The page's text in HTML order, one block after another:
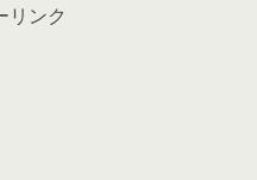
リンク